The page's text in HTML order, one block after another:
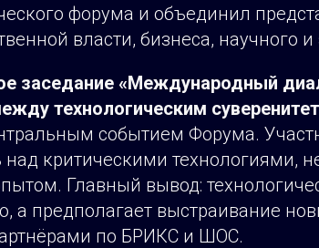
форума и объединил
власти, бизнеса, научного
заседание «Международный
технологическим
событием Форума.
над критическими технологиями,
Главный вывод:
а предполагает выстраивание
по БРИКС и ШОС.